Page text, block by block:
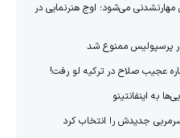
می‌شود؛ اوج هنرنمایی در
پرسپولیس ممنوع شد
عجیب صلاح در ترکیه لو رفت!
به اینفانتینو
جدیدش را انتخاب کرد